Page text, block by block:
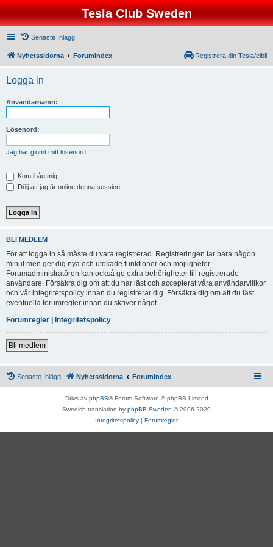
Tesla Club Sweden
Senaste Inlägg
Nyhetssidorna Forumindex Registrera din Tesla/elbil
Logga in
Användarnamn:
Lösenord:
Jag har glömt mitt lösenord.
Kom ihåg mig
Dölj att jag är online denna session.
BLI MEDLEM
För att logga in så måste du vara registrerad. Registreringen tar bara någon
minut men ger dig nya och utökade funktioner och möjligheter.
Forumadministratören kan också ge extra behörigheter till registrerade
användare. Försäkra dig om att du har läst och accepterat våra användarvillkor
och vår integritetspolicy innan du registrerar dig. Försäkra dig om att du läst
eventuella forumregler innan du skriver något.
Forumregler | Integritetspolicy
Bli medlem
Senaste Inlägg Nyhetssidorna Forumindex
Drivs av phpBB® Forum Software © phpBB Limited
Swedish translation by phpBB Sweden © 2006-2020
Integritetspolicy | Forumregler